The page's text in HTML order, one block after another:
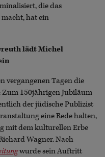
die das
macht, hat ein
lädt Michel
vergangenen Tagen die
Zum 150jährigen Jubiläum
der jüdische Publizist
eine Rede halten,
mit dem kulturellen Erbe
Wagner. Nach
wurde sein Auftritt